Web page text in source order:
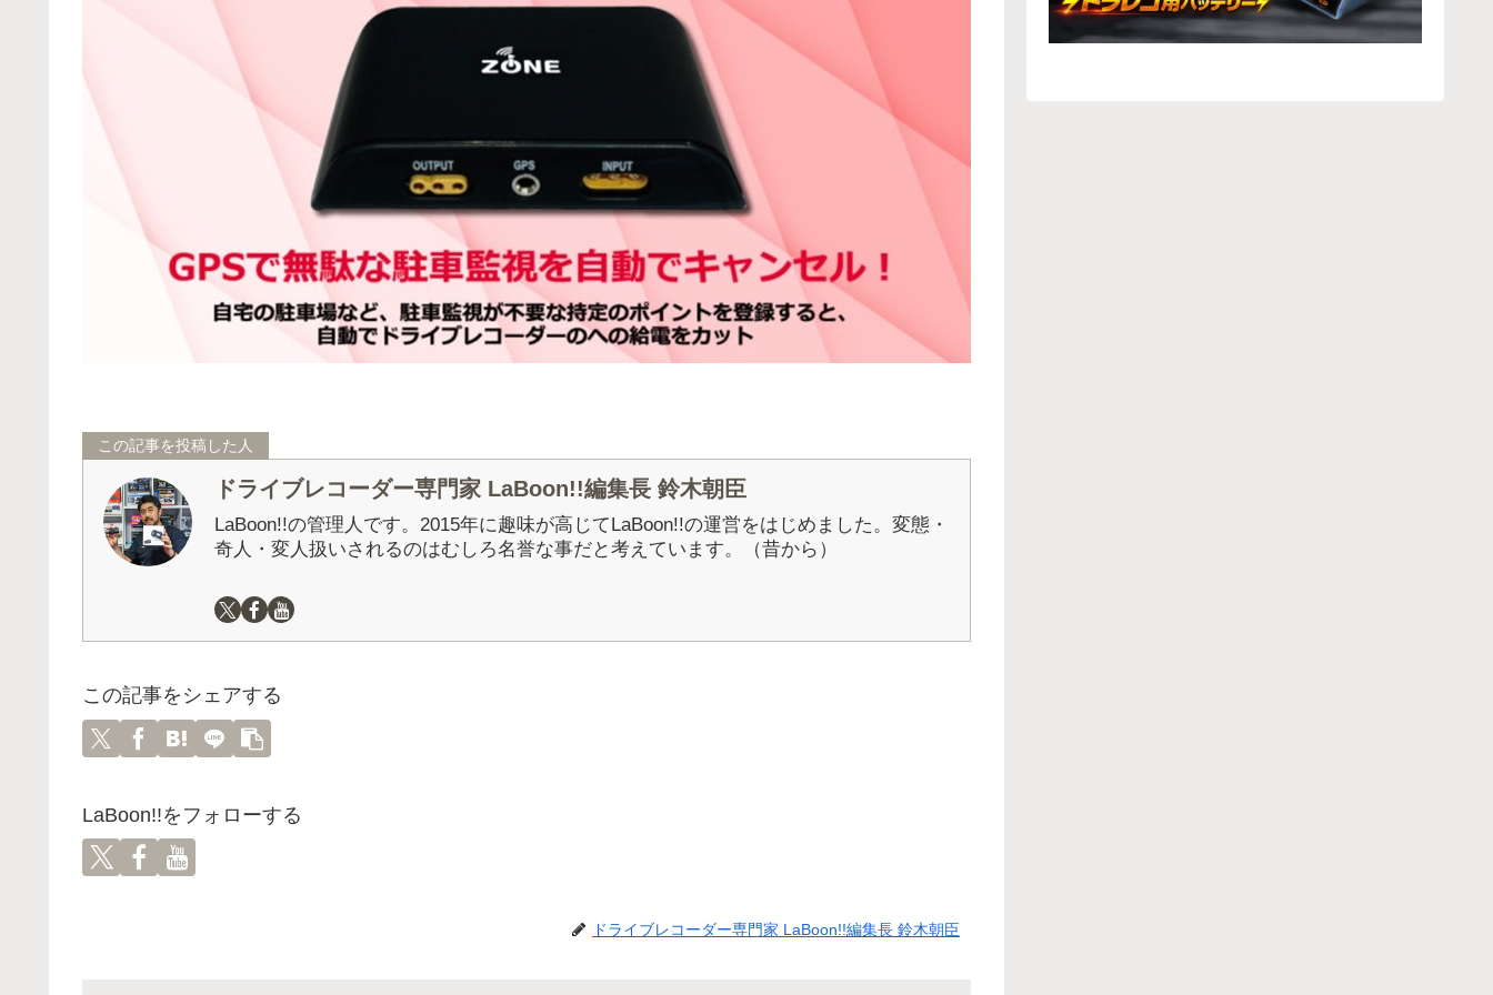
この記事を投稿した人
ドライブレコーダー専門家 LaBoon!!編集長 鈴木朝臣
LaBoon!!の管理人です。2015年に趣味が高じてLaBoon!!の運営をはじめました。変態・
奇人・変人扱いされるのはむしろ名誉な事だと考えています。（昔から）
この記事をシェアする
LaBoon!!をフォローする
ドライブレコーダー専門家 LaBoon!!編集長 鈴木朝臣